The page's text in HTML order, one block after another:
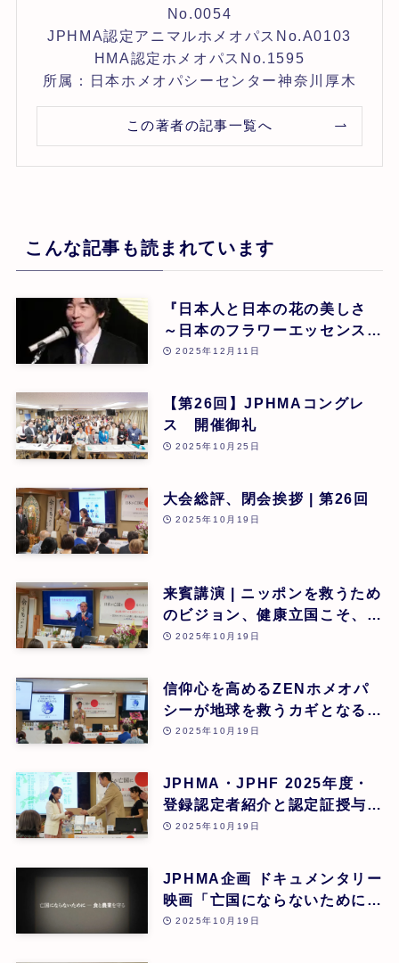
No.0054
JPHMA認定アニマルホメオパスNo.A0103
HMA認定ホメオパスNo.1595
所属：日本ホメオパシーセンター神奈川厚木
この著者の記事一覧へ
こんな記事も読まれています
『日本人と日本の花の美しさ
～日本のフラワーエッセンスに
よる癒し』 東 昭史
2025年12月11日
【第26回】JPHMAコングレ
ス 開催御礼
2025年10月25日
大会総評、閉会挨拶 | 第26回
2025年10月19日
来賓講演 | ニッポンを救うため
のビジョン、健康立国こそ、日
本再生の道 | 吉野敏明(医療法
ック 院長) | 第26回
2025年10月19日
信仰心を高めるZENホメオパ
シーが地球を救うカギとなる |
道繁良 | 第26回
2025年10月19日
JPHMA・JPHF 2025年度・
登録認定者紹介と認定証授与式
| 第26回
2025年10月19日
JPHMA企画 ドキュメンタリー
映画「亡国にならないために食
と農業を守る」 | 第26回
2025年10月19日